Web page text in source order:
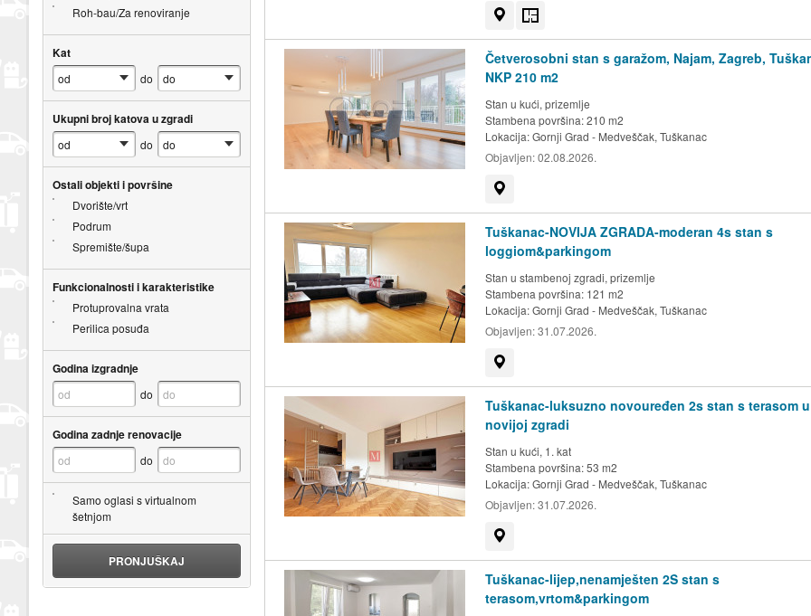
Četverosobni stan s garažom, Najam, Zagreb,
NKP 210 m2
Stan u kući, prizemlje
Stambena površina: 210 m2
Lokacija:Gornji Grad - Medveščak, Tuškanac
Objavljen:02.08.2026.
Tuškanac-NOVIJA ZGRADA-moderan 4s stan s
loggiom&parkingom
Stan u stambenoj zgradi, prizemlje
Stambena površina: 121 m2
Lokacija:Gornji Grad - Medveščak, Tuškanac
Objavljen:31.07.2026.
Tuškanac-luksuzno novouređen 2s stan s terasom u
novijoj zgradi
Stan u kući, 1. kat
Stambena površina: 53 m2
Lokacija:Gornji Grad - Medveščak, Tuškanac
Objavljen:31.07.2026.
Tuškanac-lijep,nenamješten 2S stan s
terasom,vrtom&parkingom
Roh-bau/Za renoviranje
Kat
do
Ukupni broj katova u zgradi
do
Ostali objekti i površine
Dvorište/vrt
Podrum
Spremište/šupa
Funkcionalnosti i karakteristike
Protuprovalna vrata
Perilica posuđa
Godina izgradnje
do
Godina zadnje renovacije
do
Samo oglasi s virtualnom
šetnjom
PRONJUŠKAJ